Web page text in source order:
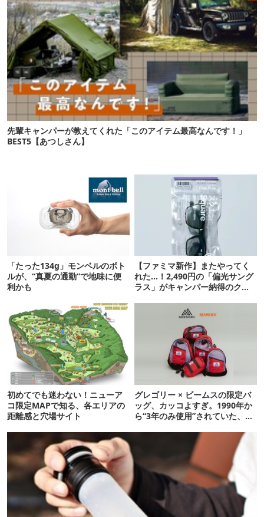
先輩キャンパーが教えてくれた「このアイテム最高なんです！」
BEST5【あつしさん】
「たった134g」モンベルのボト
ルが、“真夏の通勤”で地味に便
利かも
【ファミマ新作】またやってく
れた…！2,490円の「偏光サング
ラス」がキャンパー納得のクオ
初めてでも迷わない！ニューア
コ限定MAPで知る、各エリアの
距離感と穴場サイト
グレゴリー × ビームスの限定バ
ッグ、カッコよすぎ。1990年か
ら“3年のみ使用”されていた、紫